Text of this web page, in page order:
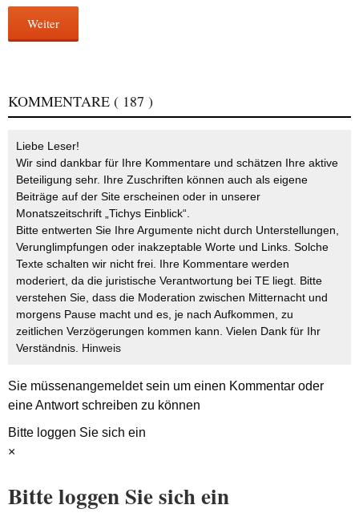
Weiter
KOMMENTARE ( 187 )
Liebe Leser!
Wir sind dankbar für Ihre Kommentare und schätzen Ihre aktive
Beteiligung sehr. Ihre Zuschriften können auch als eigene
Beiträge auf der Site erscheinen oder in unserer
Monatszeitschrift „Tichys Einblick“.
Bitte entwerten Sie Ihre Argumente nicht durch Unterstellungen,
Verunglimpfungen oder inakzeptable Worte und Links. Solche
Texte schalten wir nicht frei. Ihre Kommentare werden
moderiert, da die juristische Verantwortung bei TE liegt. Bitte
verstehen Sie, dass die Moderation zwischen Mitternacht und
morgens Pause macht und es, je nach Aufkommen, zu
zeitlichen Verzögerungen kommen kann. Vielen Dank für Ihr
Verständnis. Hinweis
Sie müssenangemeldetsein um einen Kommentar oder
eine Antwort schreiben zu können
Bitte loggen Sie sich ein
×
Bitte loggen Sie sich ein